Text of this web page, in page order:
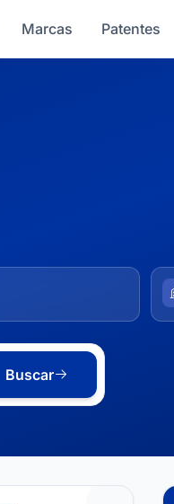
Marcas Patentes
Buscar